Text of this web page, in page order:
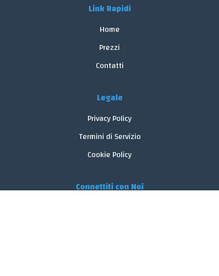
Link Rapidi
Home
Prezzi
Contatti
Legale
Privacy Policy
Termini di Servizio
Cookie Policy
Connettiti con Noi